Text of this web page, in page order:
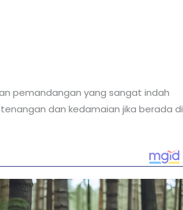
pemandangan yang sangat indah
dan kedamaian jika berada di